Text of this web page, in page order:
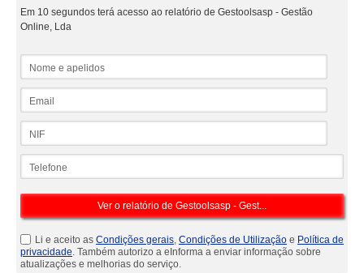
Em 10 segundos terá acesso ao relatório de Gestoolsasp - Gestão
Online, Lda
Li e aceito as Condições gerais, Condições de Utilização e Política de
privacidade. Também autorizo a eInforma a enviar informação sobre
atualizações e melhorias do serviço.